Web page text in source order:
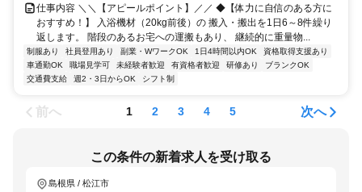
仕事内容 ＼＼【アピールポイント】／／ ◆【体力に自信のある方に
おすすめ！】 入浴機材（20kg前後）の 搬入・搬出を1日6～8件繰り
返します。 階段のあるお宅への運搬もあり、 継続的に重量物...
制服あり 社員登用あり 副業・WワークOK 1日4時間以内OK
資格取得支援あり
車通勤OK
職場見学可 未経験者歓迎 有資格者歓迎 研修あり
ブランクOK
交通費支給
週2・3日からOK シフト制
前へ 1 2 3 4 5 次へ
この条件の新着求人を受け取る
島根県 / 松江市